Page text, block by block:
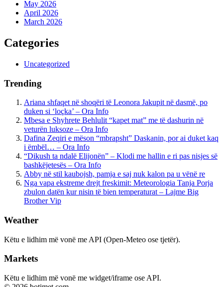
May 2026
April 2026
March 2026
Categories
Uncategorized
Trending
Ariana shfaqet në shoqëri të Leonora Jakupit në dasmë, po
duken si ‘loçka’ – Ora Info
Mbesa e Shyhrete Behlulit “kapet mat” me të dashurin në
veturën luksoze – Ora Info
Dafina Zeqiri e mëson “mbrapsht” Daskanin, por ai duket kaq
i ëmbël… – Ora Info
“Dikush ta ndalë Elijonën” – Klodi me hallin e ri pas nisjes së
bashkëjetesës – Ora Info
Abby në stil kaubojsh, pamja e saj nuk kalon pa u vënë re
Nga vapa ekstreme drejt freskimit: Meteorologia Tanja Porja
zbulon datën kur nisin të bien temperaturat – Lajme Big
Brother Vip
Weather
Këtu e lidhim më vonë me API (Open-Meteo ose tjetër).
Markets
Këtu e lidhim më vonë me widget/iframe ose API.